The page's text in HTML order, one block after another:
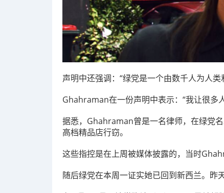
声明中还强调：“绿党是一个由数千人为人
Ghahraman在一份声明中表示：“我让很多
据悉，Ghahraman曾是一名律师，在绿党
高档精品店行窃。
这些指控是在上周被媒体披露的，当时
随后绿党在本周一证实她已回到新西兰。昨